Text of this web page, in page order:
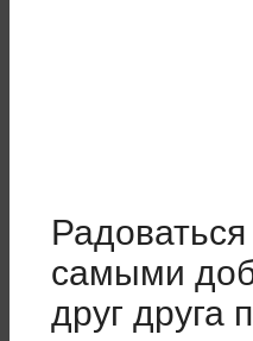
самыми
друг друга